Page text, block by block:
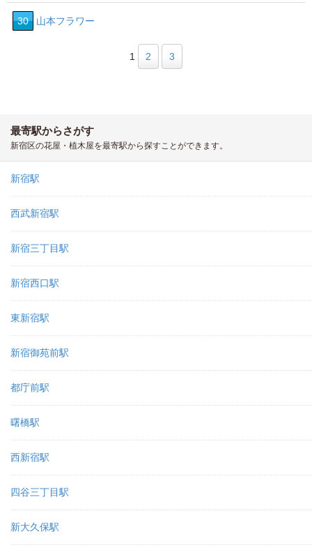
30 山本フラワー
1 2 3
最寄駅からさがす
新宿区の花屋・植木屋を最寄駅から探すことができます。
新宿駅
西武新宿駅
新宿三丁目駅
新宿西口駅
東新宿駅
新宿御苑前駅
都庁前駅
曙橋駅
西新宿駅
四谷三丁目駅
新大久保駅